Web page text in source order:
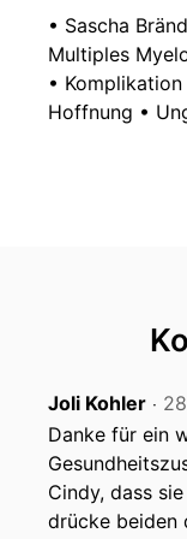
• Sascha
Multiples
•
Hoffnung •
Joli Kohler ‧
Danke für ein
Cindy, dass
drücke beiden